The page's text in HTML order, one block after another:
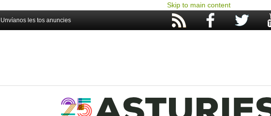
Skip to main content
Unvíanos les tos anuncies